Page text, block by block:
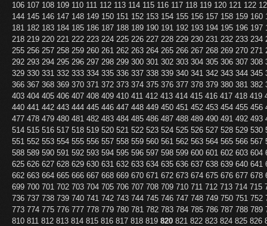
106 107 108 109 110 111 112 113 114 115 116 117 118 119 120 121 122
144 145 146 147 148 149 150 151 152 153 154 155 156 157 158 159 160
181 182 183 184 185 186 187 188 189 190 191 192 193 194 195 196 197
218 219 220 221 222 223 224 225 226 227 228 229 230 231 232 233 234
255 256 257 258 259 260 261 262 263 264 265 266 267 268 269 270 271
292 293 294 295 296 297 298 299 300 301 302 303 304 305 306 307 308
329 330 331 332 333 334 335 336 337 338 339 340 341 342 343 344 345
366 367 368 369 370 371 372 373 374 375 376 377 378 379 380 381 382
403 404 405 406 407 408 409 410 411 412 413 414 415 416 417 418 419
440 441 442 443 444 445 446 447 448 449 450 451 452 453 454 455 456
477 478 479 480 481 482 483 484 485 486 487 488 489 490 491 492 493
514 515 516 517 518 519 520 521 522 523 524 525 526 527 528 529 530
551 552 553 554 555 556 557 558 559 560 561 562 563 564 565 566 567
588 589 590 591 592 593 594 595 596 597 598 599 600 601 602 603 604
625 626 627 628 629 630 631 632 633 634 635 636 637 638 639 640 641
662 663 664 665 666 667 668 669 670 671 672 673 674 675 676 677 678
699 700 701 702 703 704 705 706 707 708 709 710 711 712 713 714 715
736 737 738 739 740 741 742 743 744 745 746 747 748 749 750 751 752
773 774 775 776 777 778 779 780 781 782 783 784 785 786 787 788 789
810 811 812 813 814 815 816 817 818 819 820 821 822 823 824 825 826